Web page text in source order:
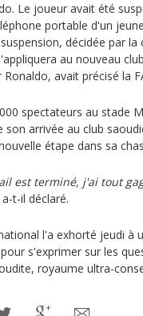
Le joueur avait été
portable d'un
décidée par
au nouveau
avait précisé la
spectateurs au stade
son arrivée au club
étape dans sa
est terminé, j'ai tout
a-t-il déclaré.
l'a exhorté jeudi à
s'exprimer sur les
royaume ultra-